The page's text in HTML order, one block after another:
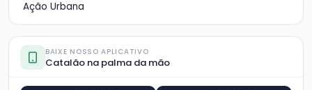
Ação Urbana
BAIXE NOSSO APLICATIVO
Catalão na palma da mão